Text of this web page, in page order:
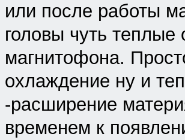
или после работы
головы чуть теплые
магнитофона.
охлаждение ну и
-расширение
временем к